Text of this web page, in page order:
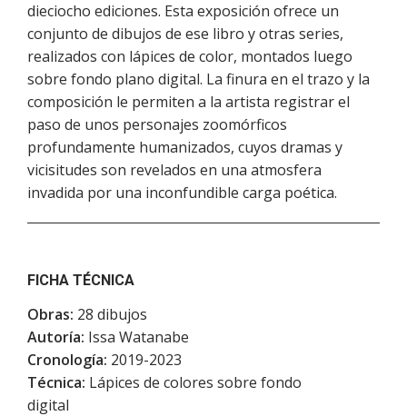
dieciocho ediciones. Esta exposición ofrece un
conjunto de dibujos de ese libro y otras series,
realizados con lápices de color, montados luego
sobre fondo plano digital. La finura en el trazo y la
composición le permiten a la artista registrar el
paso de unos personajes zoomórficos
profundamente humanizados, cuyos dramas y
vicisitudes son revelados en una atmosfera
invadida por una inconfundible carga poética.
FICHA TÉCNICA
Obras: 28 dibujos
Autoría: Issa Watanabe
Cronología: 2019-2023
Técnica: Lápices de colores sobre fondo
digital